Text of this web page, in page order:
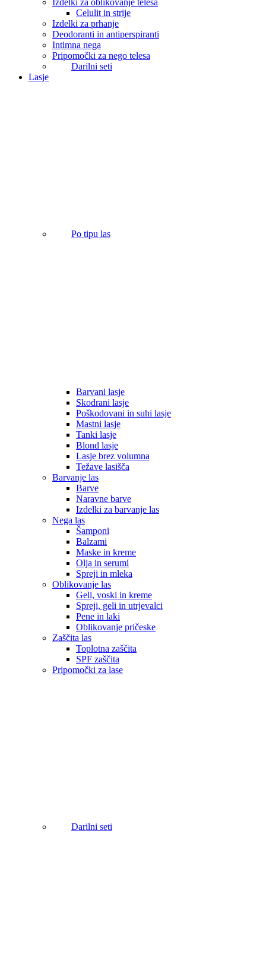
Izdelki za oblikovanje telesa
Celulit in strije
Izdelki za prhanje
Deodoranti in antiperspiranti
Intimna nega
Pripomočki za nego telesa
Darilni seti
Lasje
Po tipu las
Barvani lasje
Skodrani lasje
Poškodovani in suhi lasje
Mastni lasje
Tanki lasje
Blond lasje
Lasje brez volumna
Težave lasišča
Barvanje las
Barve
Naravne barve
Izdelki za barvanje las
Nega las
Šamponi
Balzami
Maske in kreme
Olja in serumi
Spreji in mleka
Oblikovanje las
Geli, voski in kreme
Spreji, geli in utrjevalci
Pene in laki
Oblikovanje pričeske
Zaščita las
Toplotna zaščita
SPF zaščita
Pripomočki za lase
Darilni seti